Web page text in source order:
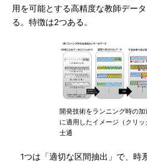
用を可能とする高精度な教師デー
る。特徴は2つある。
開発技術をランニング時の
に適用したイメージ（クリ
士通
1つは「適切な区間抽出」で、時